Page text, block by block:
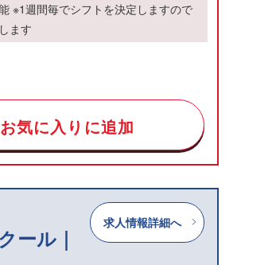
※1週間毎でシフトを決定しますので
ます
お気に入りに追加
ール｜
求人情報詳細へ